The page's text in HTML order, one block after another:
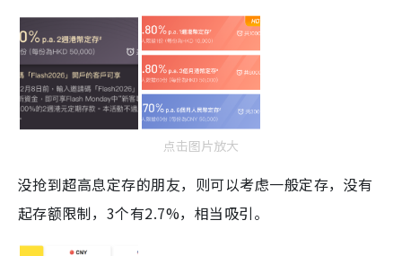
点击图片放大
没抢到超高息定存的朋友，则可以考虑一般定存，没有
起存额限制，3个有2.7%，相当吸引。